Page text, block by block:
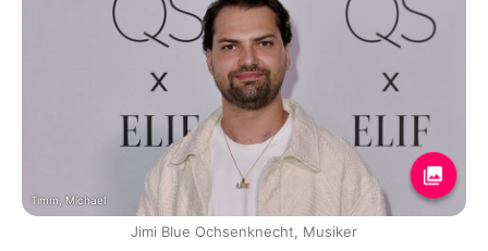
Timm, Michael
Jimi Blue Ochsenknecht, Musiker